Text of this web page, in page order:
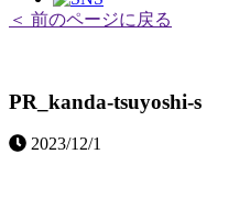
＜ 前のページに戻る
PR_kanda-tsuyoshi-s
2023/12/1